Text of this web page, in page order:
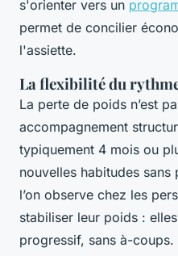
s'orienter vers un
permet de concilier
l'assiette.
La flexibilité du
La perte de poids n’est
accompagnement
typiquement 4 mois ou
nouvelles habitudes sans
l’on observe chez les
stabiliser leur poids :
progressif, sans à-coups.